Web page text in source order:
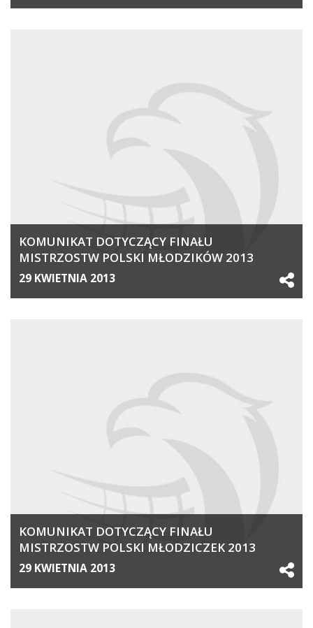
KOMUNIKAT DOTYCZĄCY FINAŁU
MISTRZOSTW POLSKI MŁODZIKÓW 2013
29 KWIETNIA 2013
KOMUNIKAT DOTYCZĄCY FINAŁU
MISTRZOSTW POLSKI MŁODZICZEK 2013
29 KWIETNIA 2013